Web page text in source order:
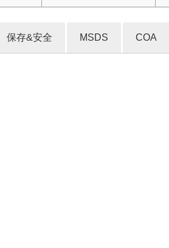
保存&安全 MSDS COA